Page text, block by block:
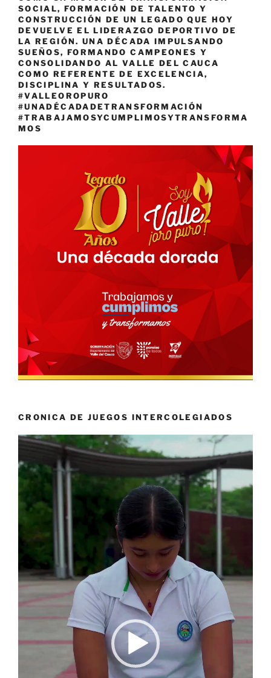
SOCIAL, FORMACIÓN DE TALENTO Y
CONSTRUCCIÓN DE UN LEGADO QUE HOY
DEVUELVE EL LIDERAZGO DEPORTIVO DE
LA REGIÓN. UNA DÉCADA IMPULSANDO
SUEÑOS, FORMANDO CAMPEONES Y
CONSOLIDANDO AL VALLE DEL CAUCA
COMO REFERENTE DE EXCELENCIA,
DISCIPLINA Y RESULTADOS.
#VALLEOROPURO
#UNADÉCADADETRANSFORMACIÓN
#TRABAJAMOSYCUMPLIMOSYTRANSFORMA
MOS
CRONICA DE JUEGOS INTERCOLEGIADOS
Reproductor
vídeo